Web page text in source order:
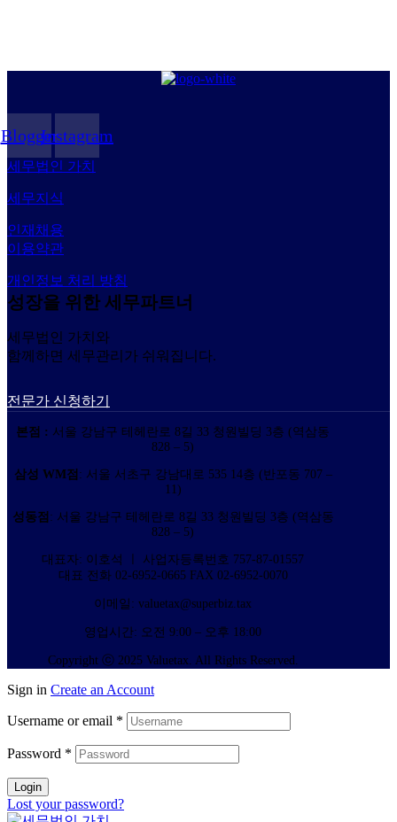
BloggerInstagram
세무법인 가치
세무지식
인재채용
이용약관
개인정보 처리 방침
성장을 위한 세무파트너
세무법인 가치와
함께하면 세무관리가 쉬워집니다.
전문가 신청하기
본점 : 서울 강남구 테헤란로 8길 33 청원빌딩 3층 (역삼동
828 – 5)
삼성 WM점 : 서울 서초구 강남대로 535 14층 (반포동 707 –
11)
성동점 : 서울 강남구 테헤란로 8길 33 청원빌딩 3층 (역삼동
828 – 5)
대표자: 이호석 ㅣ 사업자등록번호 757-87-01557
대표 전화 02-6952-0665 FAX 02-6952-0070
이메일: valuetax@superbiz.tax
영업시간: 오전 9:00 – 오후 18:00
Copyright ⓒ 2025 Valuetax. All Rights Reserved.
Sign in Create an Account
Username or email *
Password *
Login
Lost your password?